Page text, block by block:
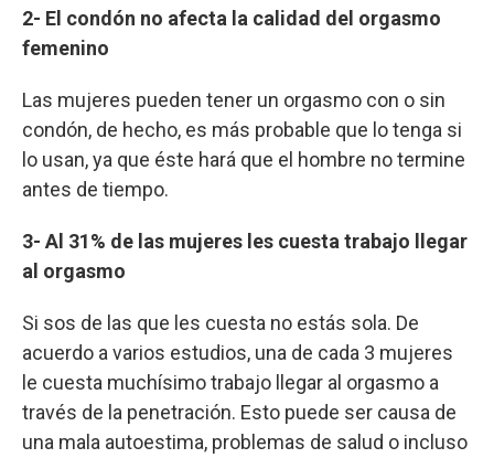
2- El condón no afecta la calidad del orgasmo
femenino
Las mujeres pueden tener un orgasmo con o sin
condón, de hecho, es más probable que lo tenga si
lo usan, ya que éste hará que el hombre no termine
antes de tiempo.
3- Al 31% de las mujeres les cuesta trabajo llegar
al orgasmo
Si sos de las que les cuesta no estás sola. De
acuerdo a varios estudios, una de cada 3 mujeres
le cuesta muchísimo trabajo llegar al orgasmo a
través de la penetración. Esto puede ser causa de
una mala autoestima, problemas de salud o incluso